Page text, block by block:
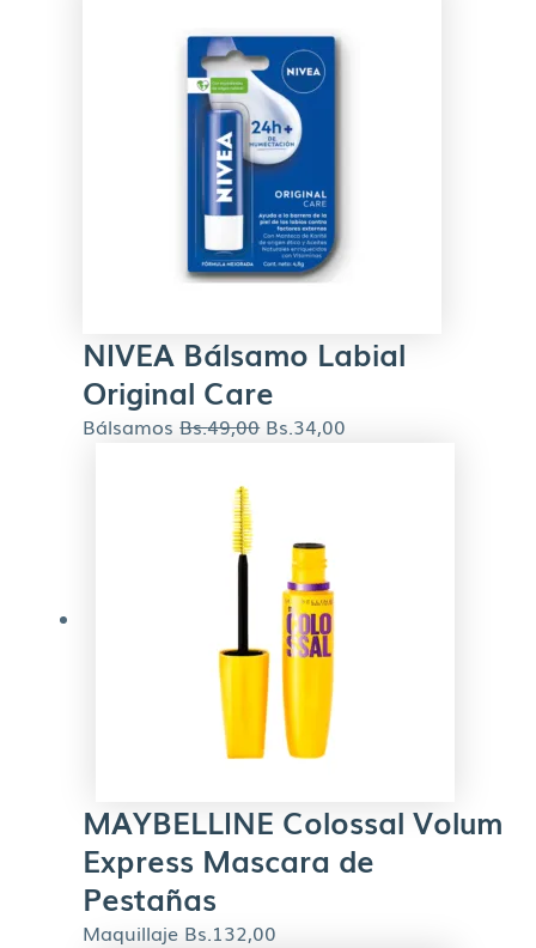
NIVEA Bálsamo Labial
Original Care
BálsamosBs.49,00 Bs.34,00
MAYBELLINE Colossal Volum
Express Mascara de
Pestañas
Maquillaje Bs.132,00